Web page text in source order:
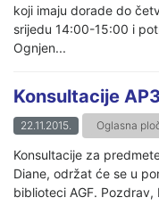
koji imaju dorade do
srijedu 14:00-15:00 i
Ognjen...
Konsultacije
22.11.2015. Oglasna
Konsultacije za
Diane, održat će se u
biblioteci AGF. Pozdrav,